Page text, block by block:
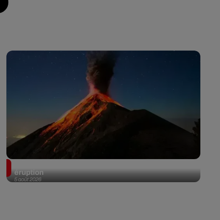
5 août 2026
éruption